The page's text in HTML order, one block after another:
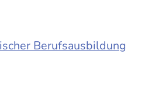
Berufsausbildung